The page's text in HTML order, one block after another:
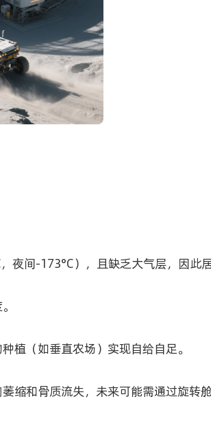
夜间-173°C），且缺乏大气层，因此
植（如垂直农场）实现自给自足。
缩和骨质流失，未来可能需通过旋转舱